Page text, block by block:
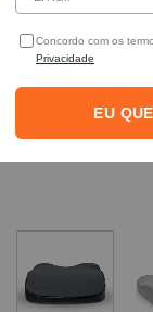
Concordo com os
Privacidade
EU